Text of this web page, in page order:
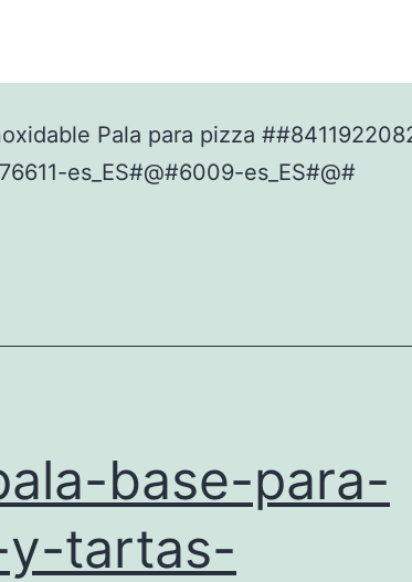
Pala para pizza
es_ES#@#6009-es_ES#@#
base-para-
y-tartas-